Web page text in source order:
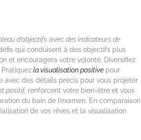
d’objectifs avec des indicateurs de
qui conduisent à des objectifs plus
et encouragera votre volonté. Diversifiez
la visualisation positive pour
avec des détails précis pour vous projeter
positif, renforcent votre bien-être et vous
du bain de l’examen. En comparaison
de vos rêves et la visualisation